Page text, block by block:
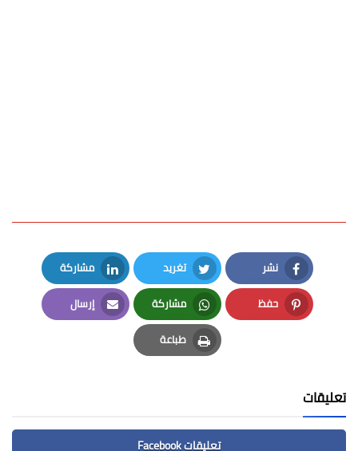
نشر
Facebook
تغريد
Twitter
مشاركة
LinkedIn
حفظ
Pinterest
مشاركة
Whatsapp
إرسال
Email
طباعة
Print
تعليقات
تعليقات Facebook